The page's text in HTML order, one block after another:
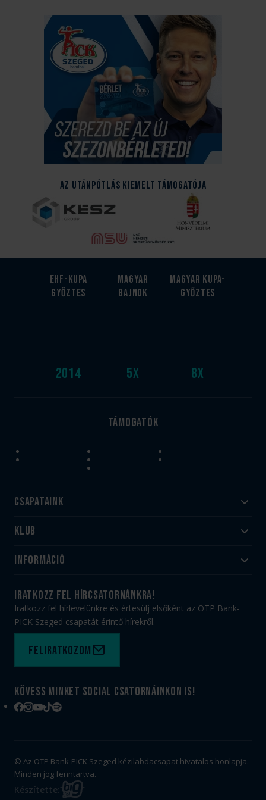
Az Utánpótlás kiemelt támogatója
EHF-Kupa
győztes
2014
Magyar
bajnok
5x
Magyar kupa-
győztes
8x
Támogatók
Csapataink
Felnőtt
Utánpótlás
Klub
#HandballFamily
Munkatársaink
PICK Aréna
Sajtóakkreditáció
Információ
Jegy- és bérletvásárlás
Webshop
Adatvédelem
Felhasználási feltételek
Kapcsolat
iratkozz fel hírcsatornánkra!
Iratkozz fel hírlevelünkre és értesülj elsőként az OTP Bank-
PICK Szeged csapatát érintő hírekről.
Feliratkozom
Kövess minket social csatornáinkon is!
Facebook
Instagram
YouTube
TikTokSpotify
© Az OTP Bank-PICK Szeged kézilabdacsapat hivatalos honlapja.
Minden jog fenntartva.
Készítette: BIG